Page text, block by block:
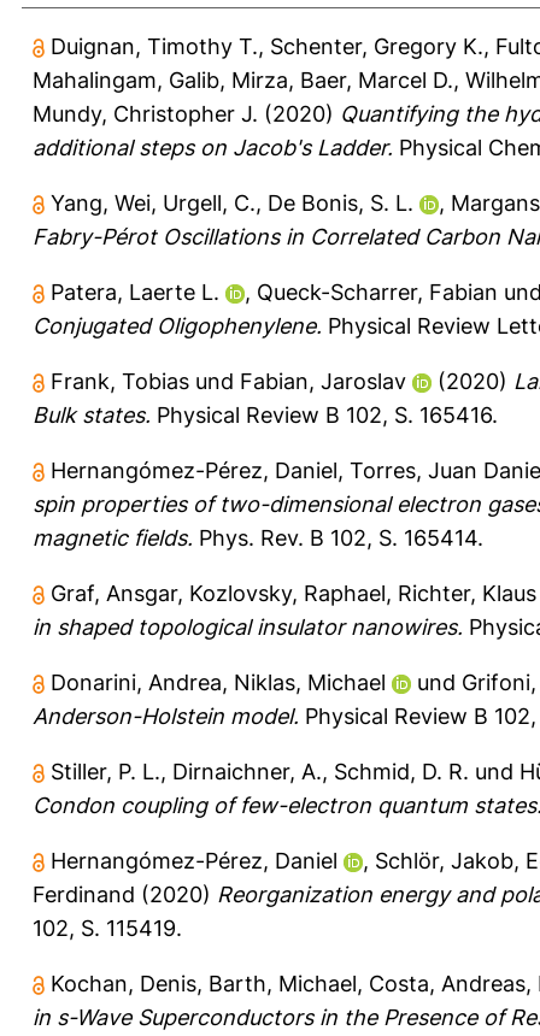
Duignan, Timothy T., Schenter, Gregory K.,
Mahalingam, Galib, Mirza, Baer, Marcel D.,
Mundy, Christopher J. (2020) Quantifying the
additional steps on Jacob's Ladder. Physical
Yang, Wei, Urgell, C., De Bonis, S. L. ,
Fabry-Pérot Oscillations in Correlated Carbon
Patera, Laerte L. , Queck-Scharrer, Fabian
Conjugated Oligophenylene. Physical Review
Frank, Tobias und Fabian, Jaroslav (2020)
Bulk states. Physical Review B 102, S. 165416.
Hernangómez-Pérez, Daniel, Torres, Juan
spin properties of two-dimensional electron
magnetic fields. Phys. Rev. B 102, S. 165414.
Graf, Ansgar, Kozlovsky, Raphael, Richter, Klaus
in shaped topological insulator nanowires.
Donarini, Andrea, Niklas, Michael und
Anderson-Holstein model. Physical Review B
Stiller, P. L., Dirnaichner, A., Schmid, D. R. und
Condon coupling of few-electron quantum
Hernangómez-Pérez, Daniel , Schlör, Jakob,
Ferdinand (2020) Reorganization energy and
102, S. 115419.
Kochan, Denis, Barth, Michael, Costa, Andreas,
in s-Wave Superconductors in the Presence of